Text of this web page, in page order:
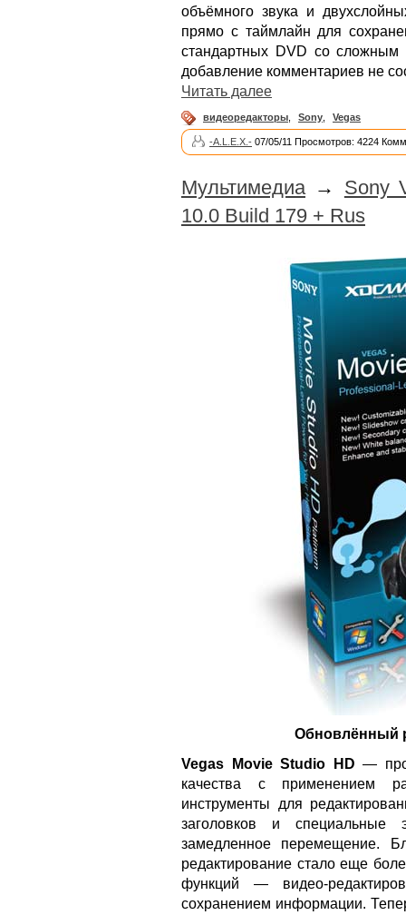
объёмного звука и
прямо с таймлайн для
стандартных DVD со
добавление комментариев не
Читать далее
видеоредакторы Sony Vegas
-A.L.E.X.- 07/05/11 Просмотров: 4224
Мультимедиа→ Sony
10.0 Build 179 + Rus
Обновлённый
Vegas Movie Studio HD —
качества с применением
инструменты для
заголовков и
замедленное перемещение.
редактирование стало еще
функций — видео-
сохранением информации.